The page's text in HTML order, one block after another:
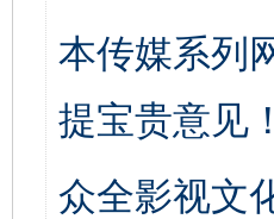
本传媒系列
提宝贵意见
众全影视文